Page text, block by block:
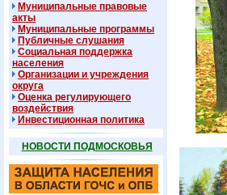
Муниципальные правовые
акты
Муниципальные программы
Публичные слушания
Социальная поддержка
населения
Организации и учреждения
округа
Оценка регулирующего
воздействия
Инвестиционная политика
НОВОСТИ ПОДМОСКОВЬЯ